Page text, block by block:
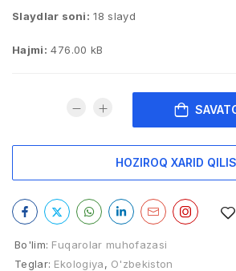
Slaydlar soni: 18 slayd
Hajmi: 476.00 kB
HOZIROQ XARID
Bo'lim: Fuqarolar muhofazasi
Teglar: Ekologiya, O'zbekiston